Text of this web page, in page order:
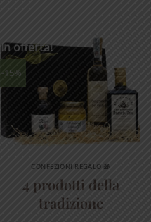
In offerta!
-15%
CONFEZIONI REGALO 🎁
4 prodotti della
tradizione